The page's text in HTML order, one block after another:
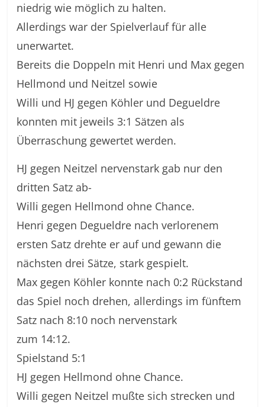
niedrig wie möglich zu halten.
Allerdings war der Spielverlauf für alle
unerwartet.
Bereits die Doppeln mit Henri und Max gegen
Hellmond und Neitzel sowie
Willi und HJ gegen Köhler und Degueldre
konnten mit jeweils 3:1 Sätzen als
Überraschung gewertet werden.
HJ gegen Neitzel nervenstark gab nur den
dritten Satz ab-
Willi gegen Hellmond ohne Chance.
Henri gegen Degueldre nach verlorenem
ersten Satz drehte er auf und gewann die
nächsten drei Sätze, stark gespielt.
Max gegen Köhler konnte nach 0:2 Rückstand
das Spiel noch drehen, allerdings im fünftem
Satz nach 8:10 noch nervenstark
zum 14:12.
Spielstand 5:1
HJ gegen Hellmond ohne Chance.
Willi gegen Neitzel mußte sich strecken und